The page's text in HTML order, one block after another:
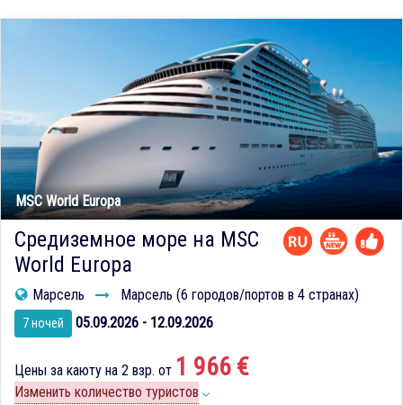
MSC World Europa
Средиземное море на MSC
World Europa
Марсель Марсель (6 городов/портов в 4 странах)
7 ночей 05.09.2026 - 12.09.2026
Цены за каюту на 2 взр. от 1 966 €
Изменить количество туристов